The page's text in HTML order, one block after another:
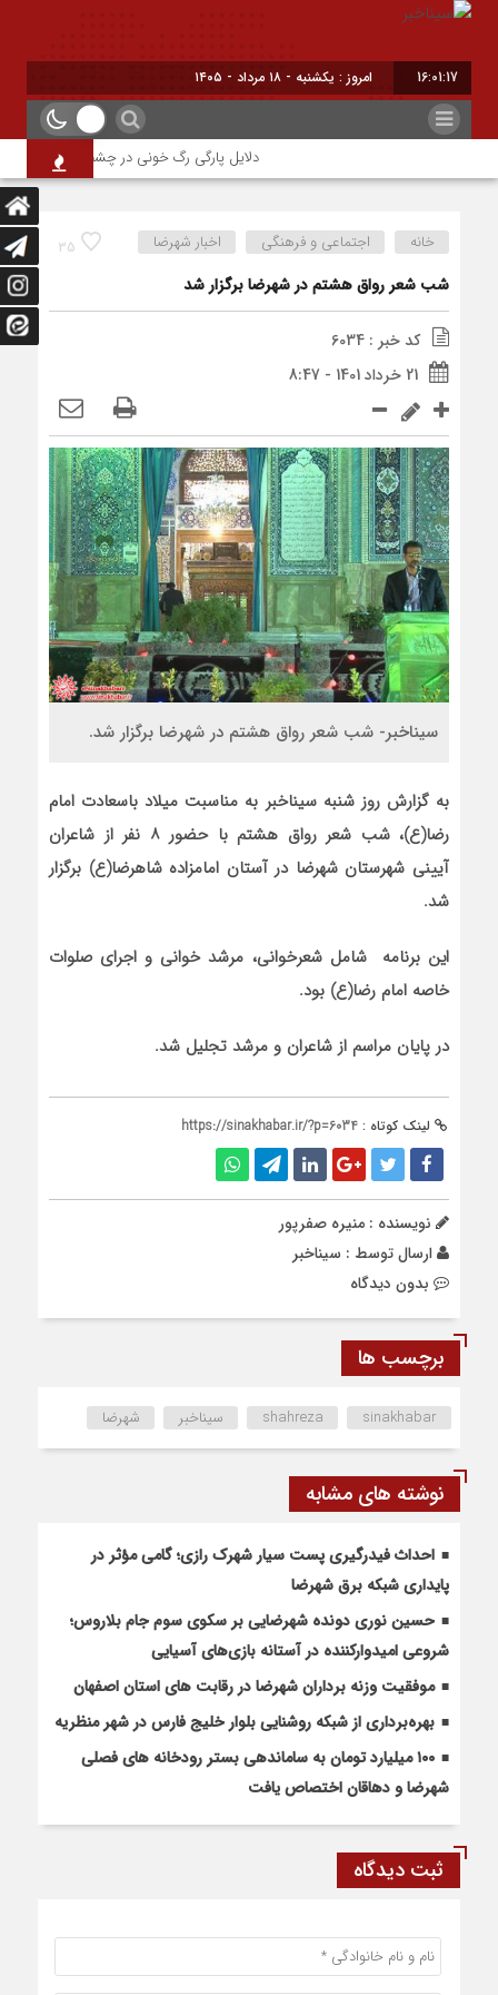
16:01:18 امروز : یکشنبه - ۱۸ مرداد - ۱۴۰۵
دلایل پارگی رگ خونی در چشم/ چه موقع باید
35 خانه اجتماعی و فرهنگی اخبار شهرضا
شب شعر رواق هشتم در شهرضا برگزار شد
کد خبر : 6034
21 خرداد 1401 - 8:47
سیناخبر- شب شعر رواق هشتم در شهرضا برگزار شد.
به گزارش روز شنبه سیناخبر به مناسبت میلاد باسعادت امام
رضا(ع)، شب شعر رواق هشتم با حضور ۸ نفر از شاعران
آیینی شهرستان شهرضا در آستان امامزاده شاهرضا(ع) برگزار
شد.
این برنامه شامل شعرخوانی، مرشد خوانی و اجرای صلوات
خاصه امام رضا(ع) بود.
در پایان مراسم از شاعران و مرشد تجلیل شد.
لینک کوتاه : https://sinakhabar.ir/?p=6034
نویسنده : منیره صفرپور
ارسال توسط : سیناخبر
بدون دیدگاه
برچسب ها
shahreza sinakhabar سیناخبر شهرضا
نوشته های مشابه
احداث فیدرگیری پست سیار شهرک رازی؛ گامی مؤثر در
پایداری شبکه برق شهرضا
حسین نوری دونده شهرضایی بر سکوی سوم جام بلاروس؛
شروعی امیدوارکننده در آستانه بازی‌های آسیایی
موفقیت وزنه برداران شهرضا در رقابت های استان اصفهان
بهره‌برداری از شبکه روشنایی بلوار خلیج فارس در شهر منظریه
۱۰۰ میلیارد تومان به ساماندهی بستر رودخانه های فصلی
شهرضا و دهاقان اختصاص یافت
ثبت دیدگاه